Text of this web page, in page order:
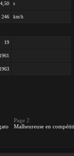
s
246 km/h
19
1961
1963
Page 2
Malheureuse en